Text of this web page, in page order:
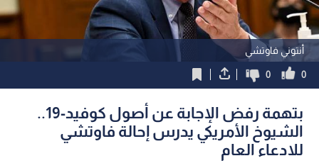
أنتوني فاوتشي
0
0
بتهمة رفض الإجابة عن أصول كوفيد-19..
الشيوخ الأمريكي يدرس إحالة فاوتشي
للادعاء العام